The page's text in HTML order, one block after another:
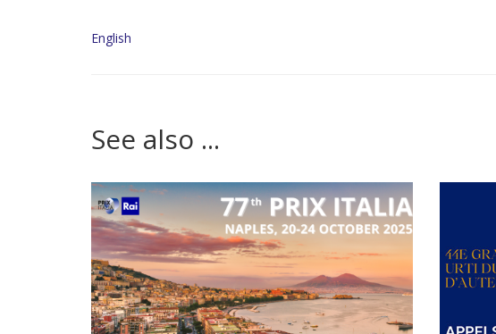
English
See also ...